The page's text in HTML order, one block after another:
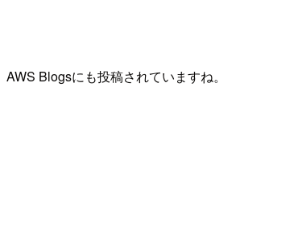
AWS Blogsにも投稿されていますね。